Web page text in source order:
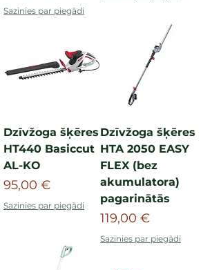
Sazinies par piegādi
Dzīvžoga šķēres
HT440 Basiccut
AL-KO
Cena
95,00 €
Sazinies par piegādi
Dzīvžoga šķēres
HTA 2050 EASY
FLEX (bez
akumulatora)
pagarinātās
Cena
119,00 €
Sazinies par piegādi